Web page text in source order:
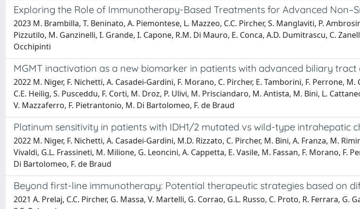
Exploring the Role of Immunotherapy-Based Treatments for Advanced
2023 M. Brambilla, T. Beninato, A. Piemontese, L. Mazzeo, C.C. Pircher, S. Manglaviti, P.
Pizzutilo, M. Ganzinelli, I. Grande, I. Capone, R.M. Di Mauro, E. Conca, A.D. Dumitrascu, C.
Occhipinti
MGMT inactivation as a new biomarker in patients with advanced biliary tract
2022 M. Niger, F. Nichetti, A. Casadei-Gardini, F. Morano, C. Pircher, E. Tamborini, F. Perrone,
C.E. Heilig, S. Pusceddu, F. Corti, M. Droz, P. Ulivi, M. Prisciandaro, M. Antista, M. Bini, L.
V. Mazzaferro, F. Pietrantonio, M. Di Bartolomeo, F. de Braud
Platinum sensitivity in patients with IDH1/2 mutated vs wild-type intrahepatic
2022 M. Niger, F. Nichetti, A. Casadei-Gardini, M.D. Rizzato, C. Pircher, M. Bini, A. Franza, M.
Vivaldi, G.L. Frassineti, M. Milione, G. Leoncini, A. Cappetta, E. Vasile, M. Fassan, F. Morano,
Di Bartolomeo, F. de Braud
Beyond first-line immunotherapy: Potential therapeutic strategies based on
2021 A. Prelaj, C.C. Pircher, G. Massa, V. Martelli, G. Corrao, G.L. Russo, C. Proto, R. Ferrara, G.